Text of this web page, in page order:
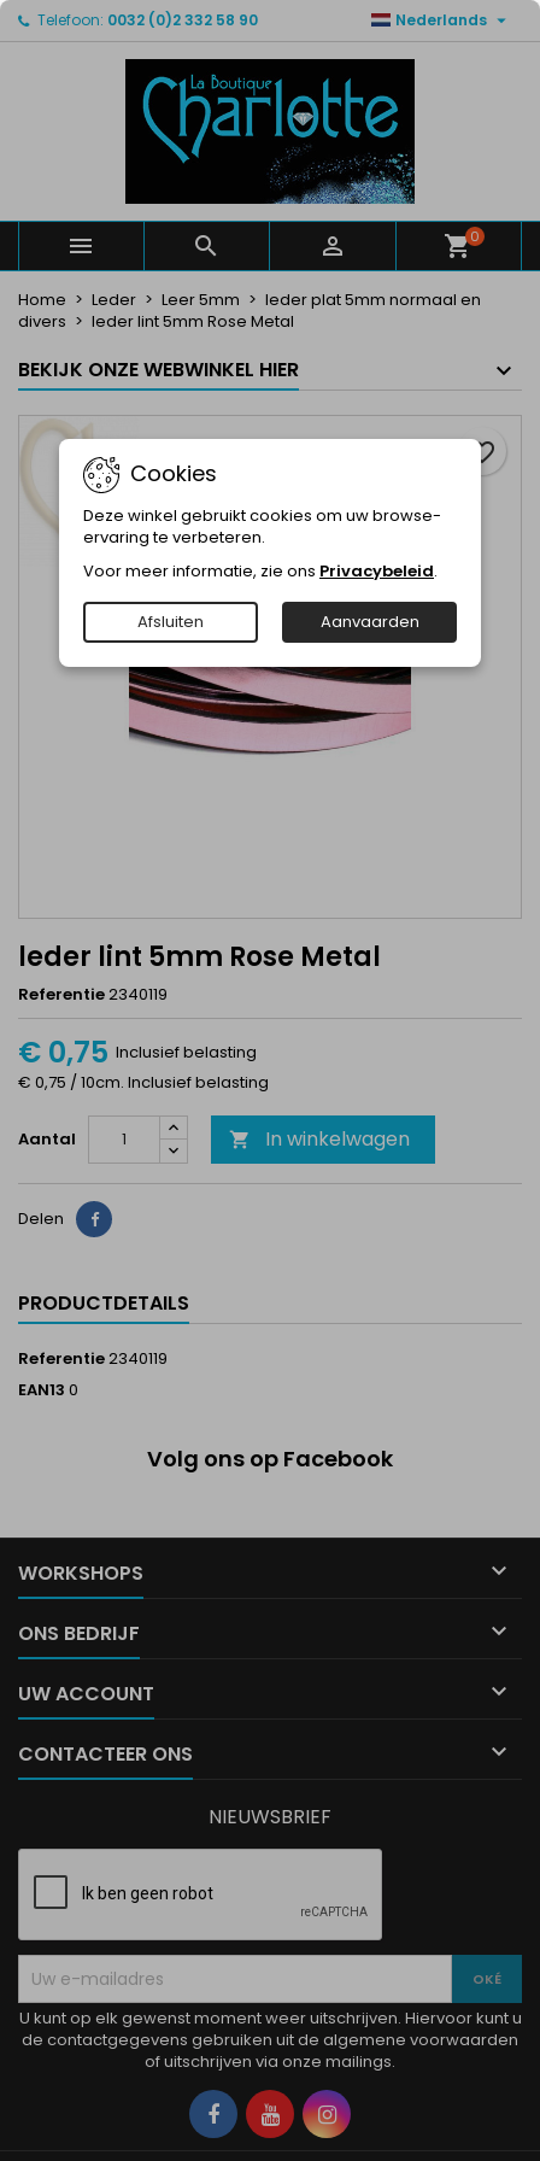
Telefoon: 0032 (0)2 332 58 90 Nederlands 
   0
Home Leder Leer 5mm
leder plat 5mm normaal en
divers
leder lint 5mm Rose Metal
BEKIJK ONZE WEBWINKEL HIER
leder lint 5mm Rose Metal
Referentie2340119
€ 0,75 Inclusief belasting
€ 0,75 / 10cm. Inclusief belasting
Aantal  In winkelwagen
favorite_border
Delen Delen
PRODUCTDETAILS
Referentie2340119
EAN13 0
Volg ons op Facebook
WORKSHOPS 
ONS BEDRIJF 
UW ACCOUNT 
CONTACTEER ONS 
Mijn verlanglijsten ×
Maak een lijst
Maak een verlanglijst ×
Verlanglijst naam
Annuleren Maak een verlanglijst
Inloggen ×
U moet ingelogd zijn om producten in uw verlanglijst
Annuleren Inloggen
Cookies
Deze winkel gebruikt cookies om uw browse-
ervaring te verbeteren.
Voor meer informatie, zie ons Privacybeleid.
Afsluiten Aanvaarden
NIEUWSBRIEF
U kunt op elk gewenst moment weer uitschrijven. Hiervoor kunt u
de contactgegevens gebruiken uit de algemene voorwaarden
of uitschrijven via onze mailings.
Facebook
YouTubeInstagram